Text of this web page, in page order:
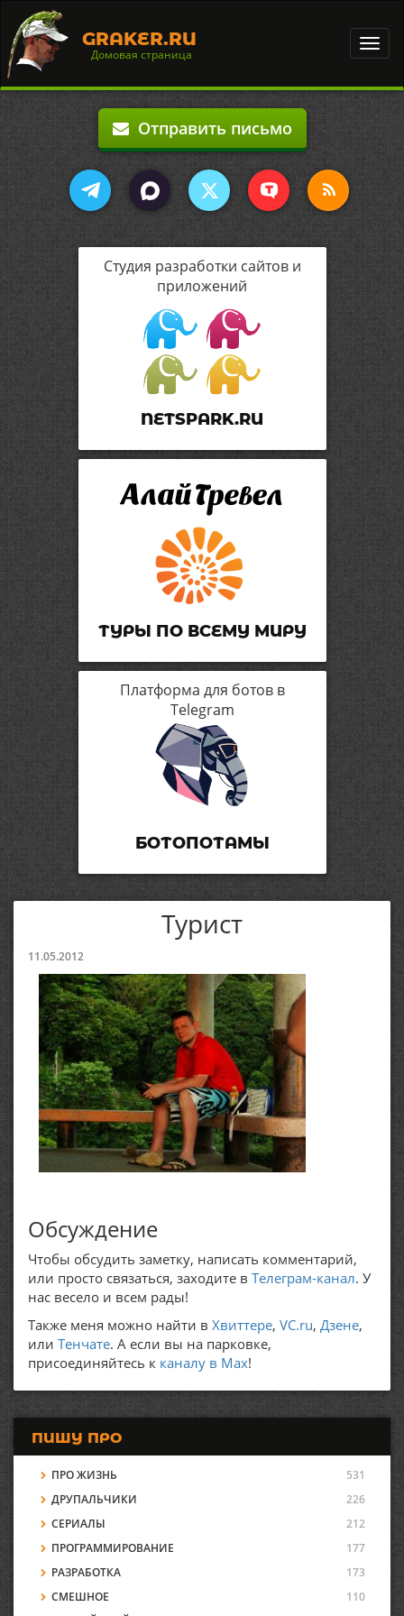
GRAKER.RU
Домовая страница
Отправить письмо
Студия разработки сайтов и
приложений
NETSPARK.RU
ТУРЫ ПО ВСЕМУ МИРУ
Платформа для ботов в
Telegram
БОТОПОТАМЫ
Турист
11.05.2012
Обсуждение
Чтобы обсудить заметку, написать комментарий,
или просто связаться, заходите в Телеграм-канал. У
нас весело и всем рады!
Также меня можно найти в Хвиттере, VC.ru, Дзене,
или Тенчате. А если вы на парковке,
присоединяйтесь к каналу в Max!
ПИШУ ПРО
ПРО ЖИЗНЬ
531
ДРУПАЛЬЧИКИ
226
СЕРИАЛЫ
212
ПРОГРАММИРОВАНИЕ
177
РАЗРАБОТКА
173
СМЕШНОЕ
110